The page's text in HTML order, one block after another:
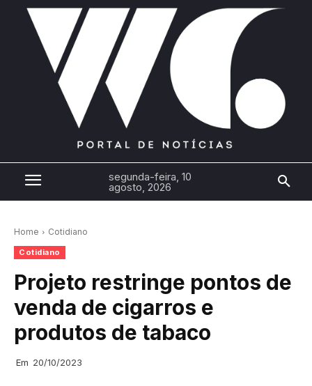
segunda-feira, 10
agosto, 2026
Home Cotidiano
Cotidiano
Projeto restringe pontos de
venda de cigarros e
produtos de tabaco
Em 20/10/2023